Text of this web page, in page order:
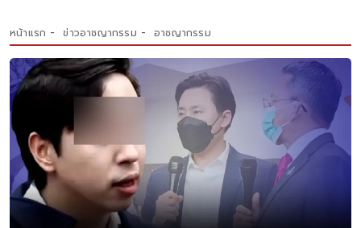
หน้าแรก ข่าวอาชญากรรม อาชญากรรม